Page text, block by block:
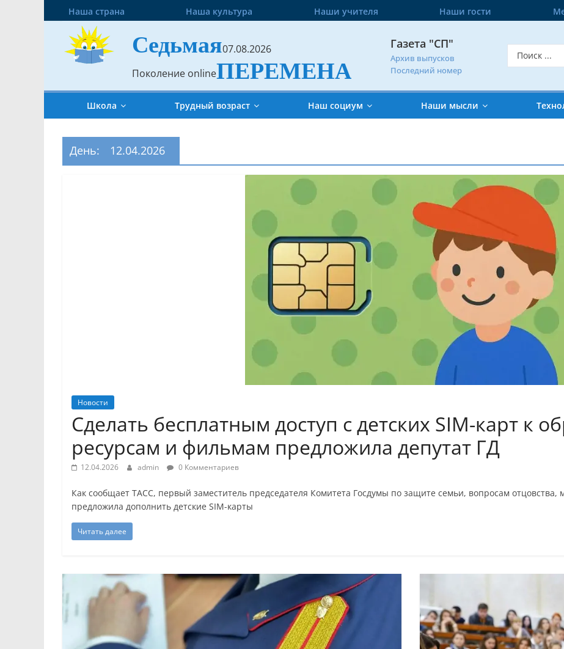
Наша страна Наша культура Наши учителя Наши гости
Седьмая07.08.2026
Поколение onlineПЕРЕМЕНА
Газета "СП"
Архив выпусков
Последний номер
Школа Трудный возраст Наш социум Наши мысли
День: 12.04.2026
Новости
Сделать бесплатным доступ с детских SIM-карт к
ресурсам и фильмам предложила депутат ГД
12.04.2026 admin 0 Комментариев
Как сообщает ТАСС, первый заместитель председателя Комитета Госдумы по защите семьи, вопросам отцовства,
предложила дополнить детские SIM-карты
Читать далее